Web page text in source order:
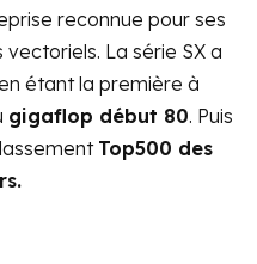
reconnue pour ses
La série SX a
étant la première à
gigaflop début 80. Puis
Top500 des